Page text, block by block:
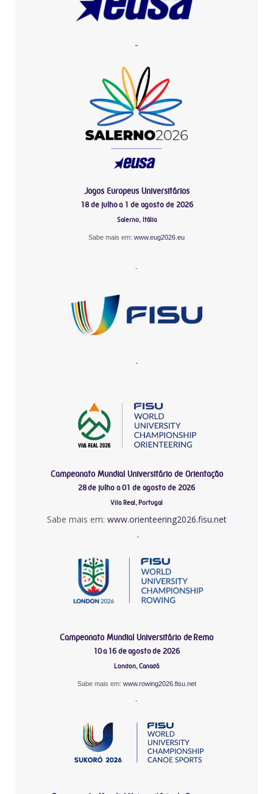
-
Jogos Europeus Universitários
18 de julho a 1 de agosto de 2026
Salerno, Itália
Sabe mais em: www.eug2026.eu
-
-
Campeonato Mundial Universitário de Orientação
28 de julho a 01 de agosto de 2026
Vila Real, Portugal
Sabe mais em: www.orienteering2026.fisu.net
-
Campeonato Mundial Universitário de Remo
10 a 16 de agosto de 2026
London, Canadá
Sabe mais em: www.rowing2026.fisu.net
-